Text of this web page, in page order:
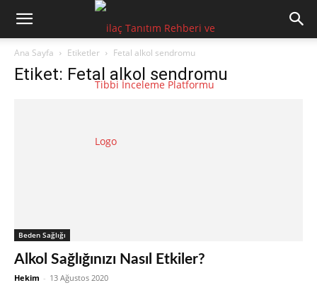
Ana Sayfa Etiketler Fetal alkol sendromu
Etiket: Fetal alkol sendromu
Beden Sağlığı
Alkol Sağlığınızı Nasıl Etkiler?
Hekim - 13 Ağustos 2020